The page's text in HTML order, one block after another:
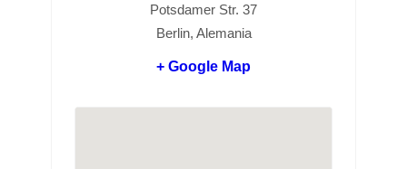
Potsdamer Str. 37
Berlin, Alemania
+ Google Map